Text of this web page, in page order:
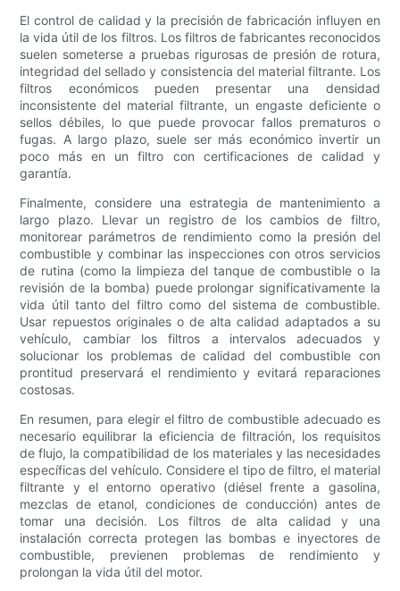
El control de calidad y la precisión de fabricación influyen en
la vida útil de los filtros. Los filtros de fabricantes reconocidos
suelen someterse a pruebas rigurosas de presión de rotura,
integridad del sellado y consistencia del material filtrante. Los
filtros económicos pueden presentar una densidad
inconsistente del material filtrante, un engaste deficiente o
sellos débiles, lo que puede provocar fallos prematuros o
fugas. A largo plazo, suele ser más económico invertir un
poco más en un filtro con certificaciones de calidad y
garantía.
Finalmente, considere una estrategia de mantenimiento a
largo plazo. Llevar un registro de los cambios de filtro,
monitorear parámetros de rendimiento como la presión del
combustible y combinar las inspecciones con otros servicios
de rutina (como la limpieza del tanque de combustible o la
revisión de la bomba) puede prolongar significativamente la
vida útil tanto del filtro como del sistema de combustible.
Usar repuestos originales o de alta calidad adaptados a su
vehículo, cambiar los filtros a intervalos adecuados y
solucionar los problemas de calidad del combustible con
prontitud preservará el rendimiento y evitará reparaciones
costosas.
En resumen, para elegir el filtro de combustible adecuado es
necesario equilibrar la eficiencia de filtración, los requisitos
de flujo, la compatibilidad de los materiales y las necesidades
específicas del vehículo. Considere el tipo de filtro, el material
filtrante y el entorno operativo (diésel frente a gasolina,
mezclas de etanol, condiciones de conducción) antes de
tomar una decisión. Los filtros de alta calidad y una
instalación correcta protegen las bombas e inyectores de
combustible, previenen problemas de rendimiento y
prolongan la vida útil del motor.